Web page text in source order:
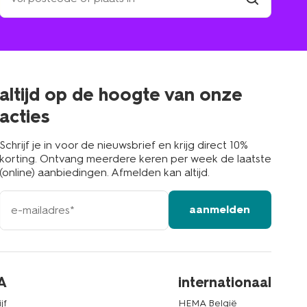
winkel
altijd op de hoogte van onze
acties
Schrijf je in voor de nieuwsbrief en krijg direct 10%
korting. Ontvang meerdere keren per week de laatste
(online) aanbiedingen. Afmelden kan altijd.
e-
mailadres
aanmelden
internationaal
HEMA België